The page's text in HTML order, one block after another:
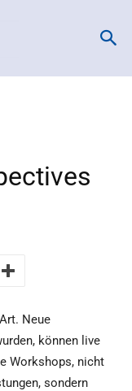
Neue
können live
Workshops, nicht
sondern